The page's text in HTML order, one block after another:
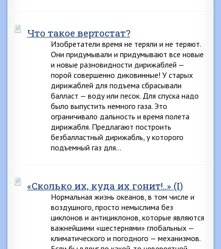
Что такое вертостат?
Изобретатели время не теряли и не теряют.
Они придумывали и придумывают все новые
и новые разновидности дирижаблей —
порой совершенно диковинные! У старых
дирижаблей для подъема сбрасывали
балласт — воду или песок. Для спуска надо
было выпустить немного газа. Это
ограничивало дальность и время полета
дирижабля. Предлагают построить
безбалластный дирижабль, у которого
подъемный газ для…
«Сколько их, куда их гонит!..» (I)
Нормальная жизнь океанов, в том числе и
воздушного, просто немыслима без
циклонов и антициклонов, которые являются
важнейшими «шестернями» глобальных —
климатического и погодного — механизмов.